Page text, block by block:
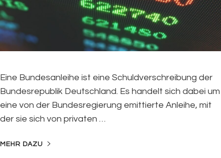
Eine Bundesanleihe ist eine Schuldverschreibung der
Bundesrepublik Deutschland. Es handelt sich dabei um
eine von der Bundesregierung emittierte Anleihe, mit
der sie sich von privaten …
MEHR DAZU